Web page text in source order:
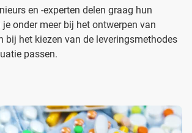
en -experten delen graag hun
je onder meer bij het ontwerpen van
bij het kiezen van de leveringsmethodes
passen.